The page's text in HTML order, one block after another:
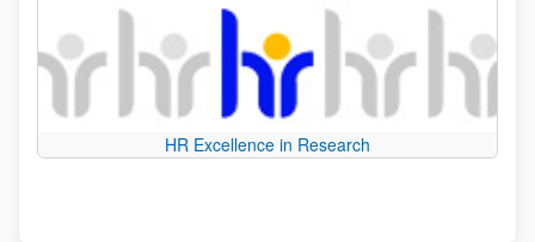
HR Excellence in Research